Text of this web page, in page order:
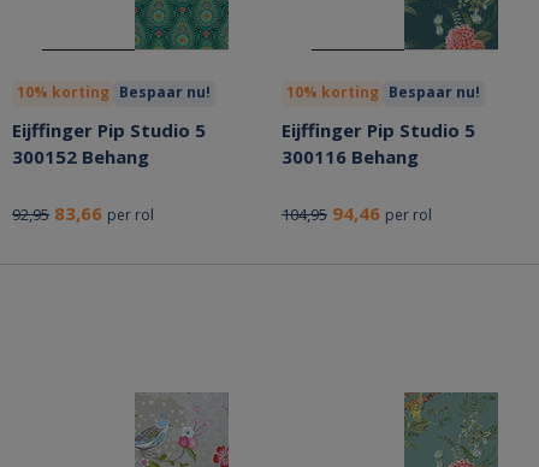
10% korting Bespaar nu!
Eijffinger Pip Studio 5
300152 Behang
92,95 83,66 per rol
10% korting Bespaar nu!
Eijffinger Pip Studio 5
300116 Behang
104,95 94,46 per rol